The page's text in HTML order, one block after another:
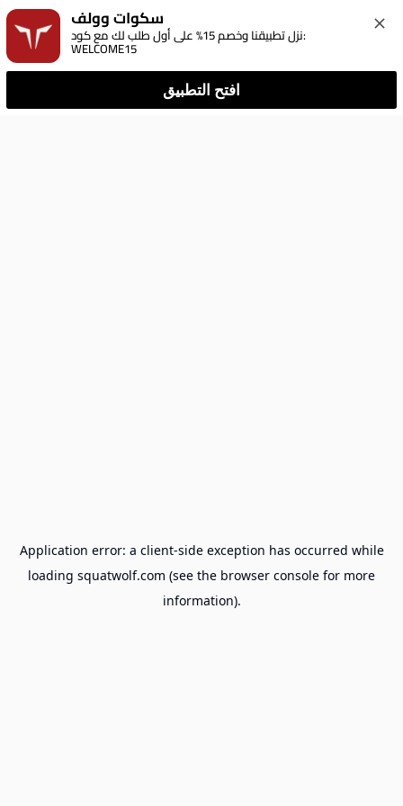
سكوات وولف
نزل تطبيقنا وخصم 15% على أول طلب لك مع كود:
WELCOME15
افتح التطبيق
Application error: a client-side exception has occurred while
loading squatwolf.com (see the browser console for more
information).